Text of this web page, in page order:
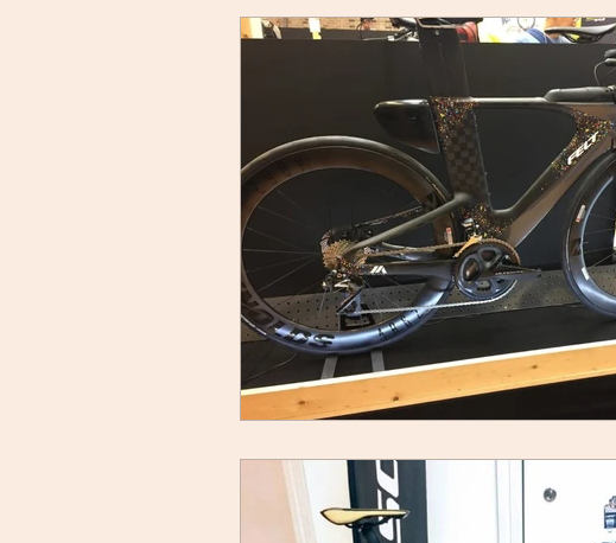
bici-okadaman シクロクロス
サイクリング バイクパッキング
スキルアップ 試乗車 展示会
グループライド ウェットスーツ